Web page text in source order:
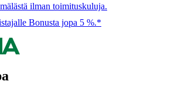
ilman toimituskuluja.
Bonusta jopa 5 %.*